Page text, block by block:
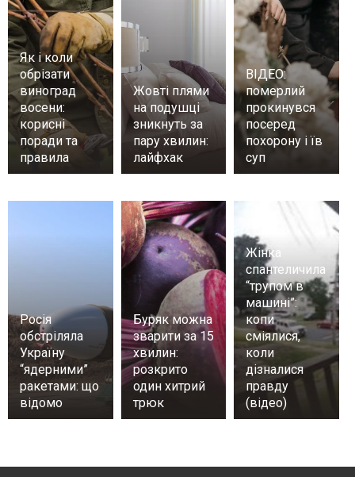
Як і коли
обрізати
виноград
восени:
корисні
поради та
правила
Жовті плями
на подушці
зникнуть за
пару хвилин:
лайфхак
ВІДЕО:
померлий
прокинувся
посеред
похорону і їв
суп
Росія
обстріляла
Україну
“ядерними”
ракетами: що
відомо
Буряк можна
зварити за 15
хвилин:
розкрито
один хитрий
трюк
Жінка
спантеличила
“трупом в
машині”:
копи
сміялися,
коли
дізналися
правду
(відео)